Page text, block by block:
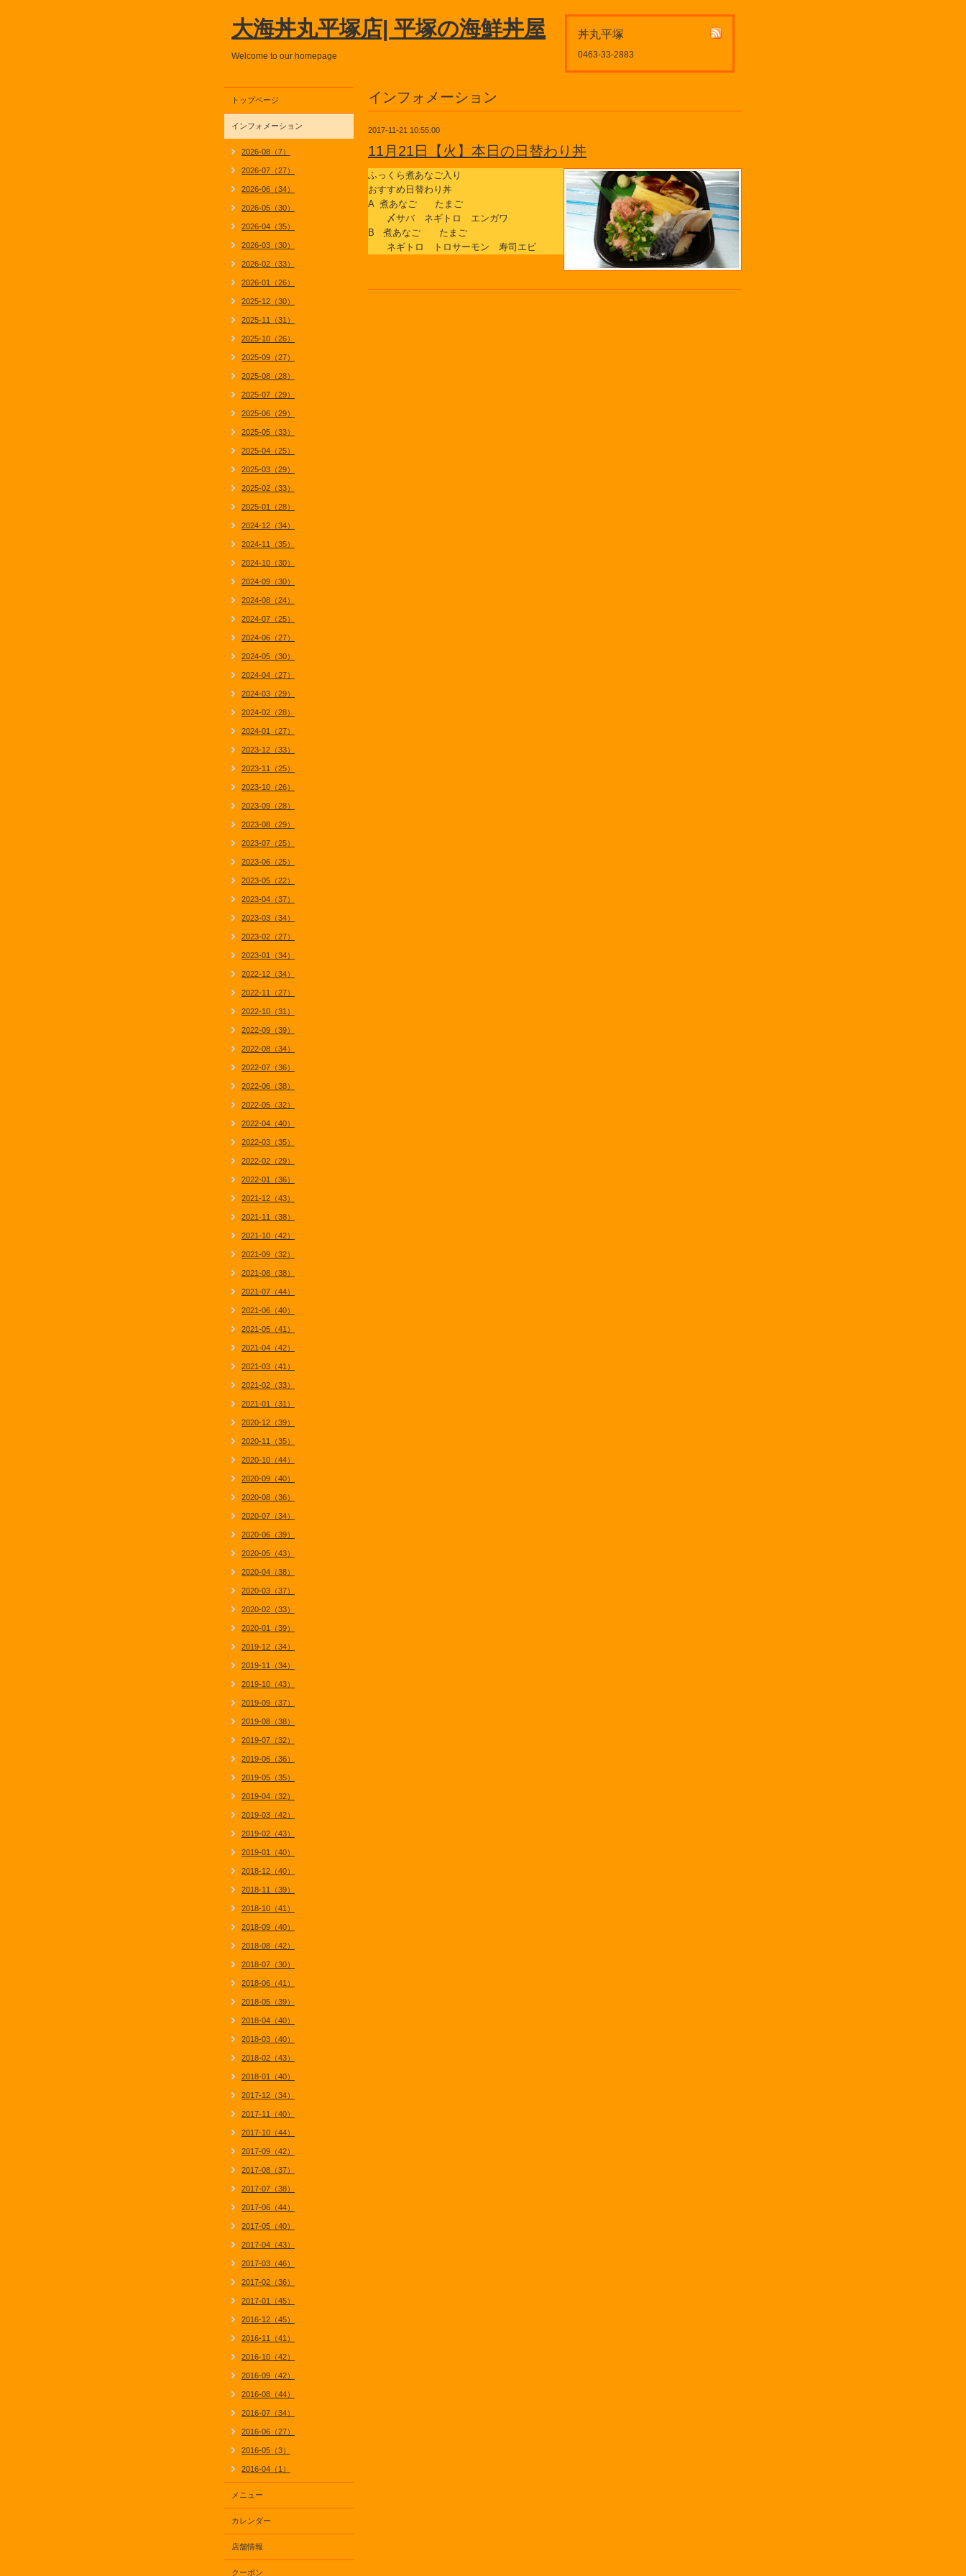
丼丸平塚
0463-33-2883
大海丼丸平塚店| 平塚の海鮮丼屋
Welcome to our homepage
インフォメーション
2017-11-21 10:55:00
11月21日【火】本日の日替わり丼
ふっくら煮あなご入り
おすすめ日替わり丼
A 煮あなご たまご
〆サバ ネギトロ エンガワ
B 煮あなご たまご
ネギトロ トロサーモン 寿司エビ
トップページ
インフォメーション
2026-08（7）
2026-07（27）
2026-06（34）
2026-05（30）
2026-04（35）
2026-03（30）
2026-02（33）
2026-01（26）
2025-12（30）
2025-11（31）
2025-10（26）
2025-09（27）
2025-08（28）
2025-07（29）
2025-06（29）
2025-05（33）
2025-04（25）
2025-03（29）
2025-02（33）
2025-01（28）
2024-12（34）
2024-11（35）
2024-10（30）
2024-09（30）
2024-08（24）
2024-07（25）
2024-06（27）
2024-05（30）
2024-04（27）
2024-03（29）
2024-02（28）
2024-01（27）
2023-12（33）
2023-11（25）
2023-10（26）
2023-09（28）
2023-08（29）
2023-07（25）
2023-06（25）
2023-05（22）
2023-04（37）
2023-03（34）
2023-02（27）
2023-01（34）
2022-12（34）
2022-11（27）
2022-10（31）
2022-09（39）
2022-08（34）
2022-07（36）
2022-06（38）
2022-05（32）
2022-04（40）
2022-03（35）
2022-02（29）
2022-01（36）
2021-12（43）
2021-11（38）
2021-10（42）
2021-09（32）
2021-08（38）
2021-07（44）
2021-06（40）
2021-05（41）
2021-04（42）
2021-03（41）
2021-02（33）
2021-01（31）
2020-12（39）
2020-11（35）
2020-10（44）
2020-09（40）
2020-08（36）
2020-07（34）
2020-06（39）
2020-05（43）
2020-04（38）
2020-03（37）
2020-02（33）
2020-01（39）
2019-12（34）
2019-11（34）
2019-10（43）
2019-09（37）
2019-08（38）
2019-07（32）
2019-06（36）
2019-05（35）
2019-04（32）
2019-03（42）
2019-02（43）
2019-01（40）
2018-12（40）
2018-11（39）
2018-10（41）
2018-09（40）
2018-08（42）
2018-07（30）
2018-06（41）
2018-05（39）
2018-04（40）
2018-03（40）
2018-02（43）
2018-01（40）
2017-12（34）
2017-11（40）
2017-10（44）
2017-09（42）
2017-08（37）
2017-07（38）
2017-06（44）
2017-05（40）
2017-04（43）
2017-03（46）
2017-02（36）
2017-01（45）
2016-12（45）
2016-11（41）
2016-10（42）
2016-09（42）
2016-08（44）
2016-07（34）
2016-06（27）
2016-05（3）
2016-04（1）
メニュー
カレンダー
店舗情報
クーポン